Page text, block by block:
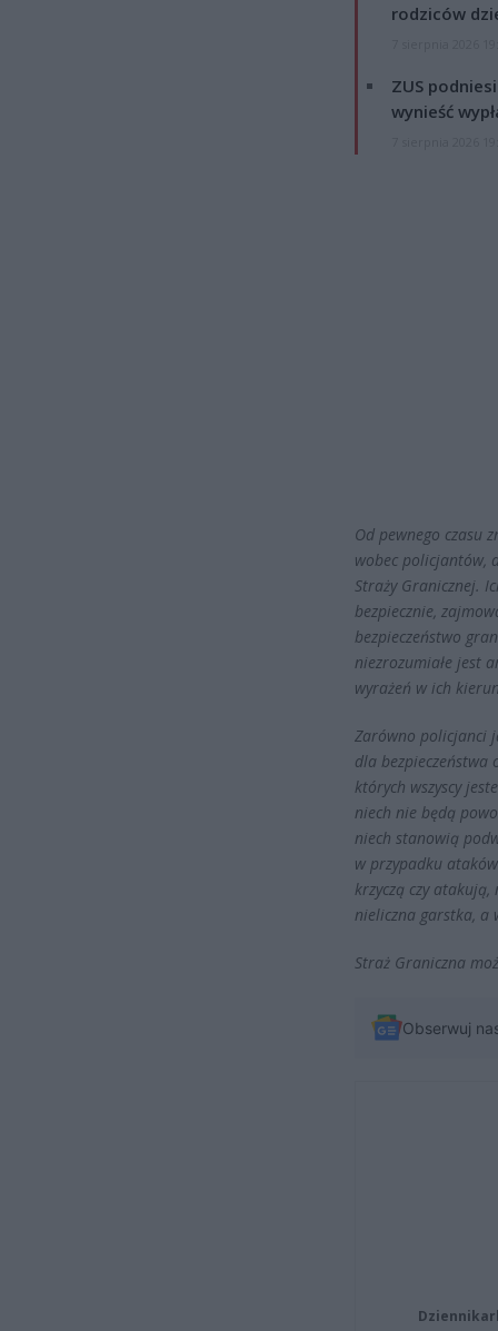
rodziców
ZUS
wynieść
Od pewnego czasu
wobec policjantów,
Straży Granicznej.
bezpiecznie,
bezpieczeństwo
niezrozumiałe jest
wyrażeń w ich
Zarówno policjanci
dla bezpieczeństwa
których wszyscy
niech nie będą
niech stanowią
w przypadku
krzyczą czy
nieliczna garstka, a
Straż Graniczna
Obserwuj